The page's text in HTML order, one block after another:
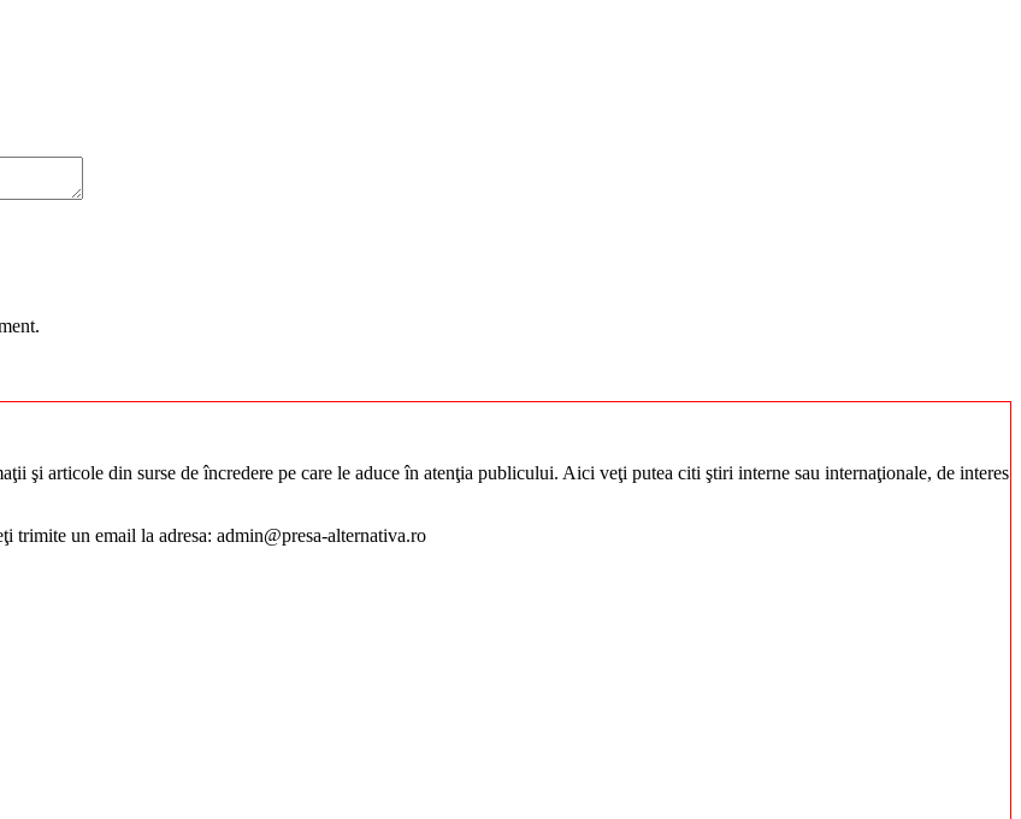
şi articole din surse de încredere pe care le aduce în atenţia publicului. Aici veţi putea citi ştiri interne sau internaţionale, de interes
trimite un email la adresa: admin@presa-alternativa.ro